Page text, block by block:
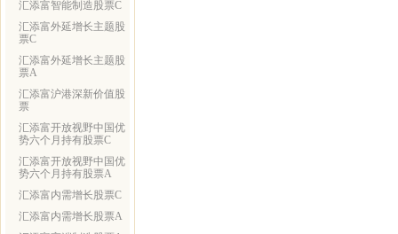
汇添富智能制造股票C
汇添富外延增长主题股
票C
汇添富外延增长主题股
票A
汇添富沪港深新价值股
票
汇添富开放视野中国优
势六个月持有股票C
汇添富开放视野中国优
势六个月持有股票A
汇添富内需增长股票C
汇添富内需增长股票A